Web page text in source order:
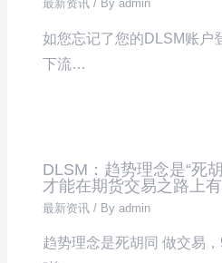
最新资讯 / Byadmin
如您忘记了您的DLSM账户
下流…
DLSM：趋势理念是“死
才能在期货交易之路上
最新资讯 / Byadmin
趋势理念是死胡同 做交易